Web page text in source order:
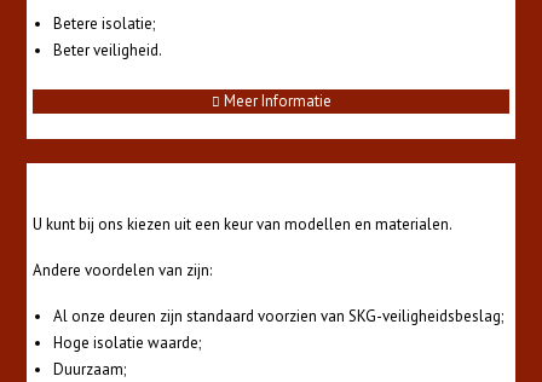
Betere isolatie;
Beter veiligheid.
Meer Informatie
Deuren
U kunt bij ons kiezen uit een keur van modellen en materialen.
Andere voordelen van zijn:
Al onze deuren zijn standaard voorzien van SKG-veiligheidsbeslag;
Hoge isolatie waarde;
Duurzaam;